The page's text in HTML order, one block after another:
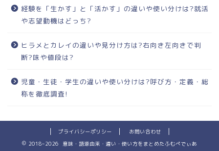
経験を「生かす」と「活かす」の違いや使い分けは?就活
や志望動機はどっち?
ヒラメとカレイの違いや見分け方は?右向き左向きで判
断?味や値段は?
児童・生徒・学生の違いや使い分けは?呼び方・定義・総
称を徹底調査!
プライバシーポリシー
お問い合わせ
2018–2026 意味・語源由来・違い・使い方をまとめたふむぺでぃあ